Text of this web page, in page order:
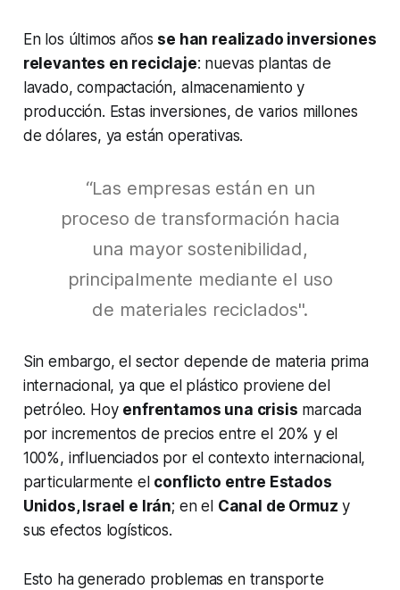
En los últimos años se han realizado inversiones
relevantes en reciclaje: nuevas plantas de
lavado, compactación, almacenamiento y
producción. Estas inversiones, de varios millones
de dólares, ya están operativas.
“Las empresas están en un
proceso de transformación hacia
una mayor sostenibilidad,
principalmente mediante el uso
de materiales reciclados".
Sin embargo, el sector depende de materia prima
internacional, ya que el plástico proviene del
petróleo. Hoy enfrentamos una crisis marcada
por incrementos de precios entre el 20% y el
100%, influenciados por el contexto internacional,
particularmente el conflicto entre Estados
Unidos, Israel e Irán; en el Canal de Ormuz y
sus efectos logísticos.
Esto ha generado problemas en transporte